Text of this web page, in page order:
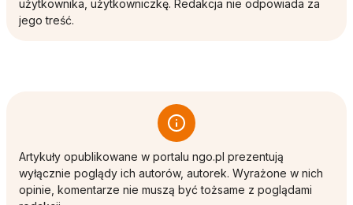
użytkownika, użytkowniczkę. Redakcja nie odpowiada za
jego treść.
Artykuły opublikowane w portalu ngo.pl prezentują
wyłącznie poglądy ich autorów, autorek. Wyrażone w nich
opinie, komentarze nie muszą być tożsame z poglądami